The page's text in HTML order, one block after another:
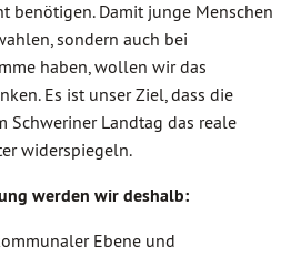
benötigen. Damit junge Menschen
sondern auch bei
haben, wollen wir das
Es ist unser Ziel, dass die
Schweriner Landtag das reale
widerspiegeln.
werden wir deshalb:
Ebene und